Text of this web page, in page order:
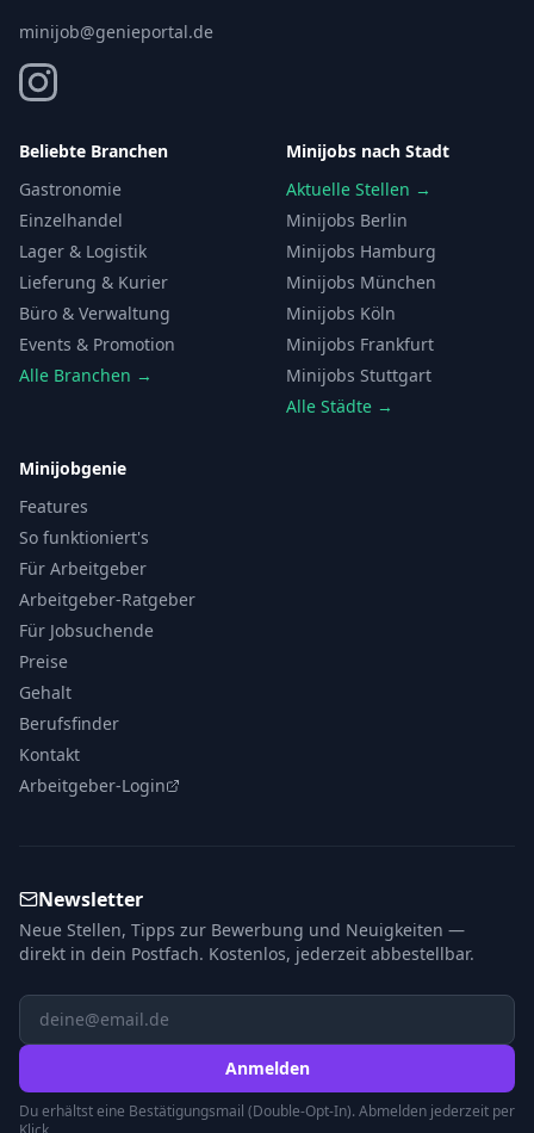
minijob@genieportal.de
Beliebte Branchen
Gastronomie
Einzelhandel
Lager & Logistik
Lieferung & Kurier
Büro & Verwaltung
Events & Promotion
Alle Branchen →
Minijobs nach Stadt
Aktuelle Stellen →
Minijobs Berlin
Minijobs Hamburg
Minijobs München
Minijobs Köln
Minijobs Frankfurt
Minijobs Stuttgart
Alle Städte →
Minijobgenie
Features
So funktioniert's
Für Arbeitgeber
Arbeitgeber-Ratgeber
Für Jobsuchende
Preise
Gehalt
Berufsfinder
Kontakt
Arbeitgeber-Login
Newsletter
Neue Stellen, Tipps zur Bewerbung und Neuigkeiten —
direkt in dein Postfach. Kostenlos, jederzeit abbestellbar.
Anmelden
Du erhältst eine Bestätigungsmail (Double-Opt-In). Abmelden jederzeit per